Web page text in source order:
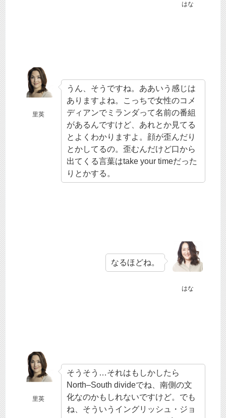
はな
里英
うん、そうですね。ああいう感じは
ありますよね。こっちで女性のコメ
ディアンでミランダって名前の番組
があるんですけど、あれとか見てる
とよくわかりますよ。顔が歪んだり
とかしてるの。歪むんだけど口から
出てくる言葉はtake your timeだった
りとかする。
はな
なるほどね。
里英
そうそう…それはもしかしたら
North–South divideでね、南側の文
化なのかもしれないですけど。でも
ね、そういうイングリッシュ・ジョ